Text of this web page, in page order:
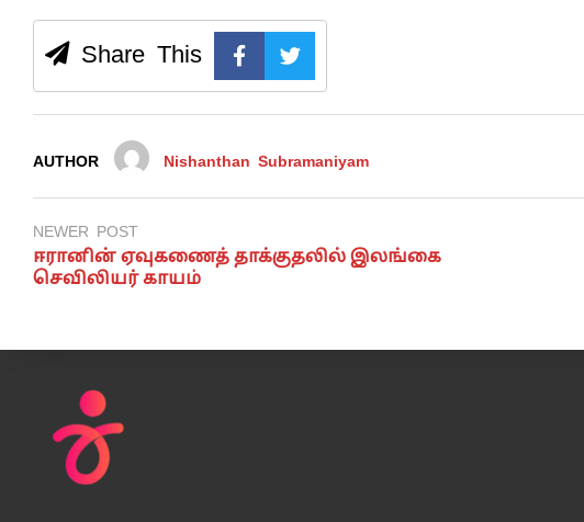
Share This
AUTHOR Nishanthan Subramaniyam
NEWER POST
ஈரானின் ஏவுகணைத் தாக்குதலில் இலங்கை
செவிலியர் காயம்